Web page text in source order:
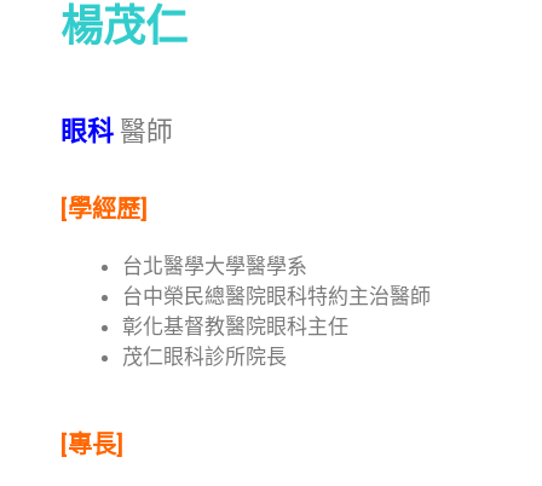
楊茂仁
眼科 醫師
[學經歷]
台北醫學大學醫學系
台中榮民總醫院眼科特約主治醫師
彰化基督教醫院眼科主任
茂仁眼科診所院長
[專長]